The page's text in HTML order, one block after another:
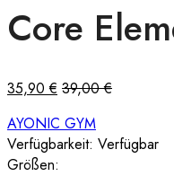
Core
35,90€ 39,00€
AYONIC GYM
Verfügbarkeit: Verfügbar
Größen: